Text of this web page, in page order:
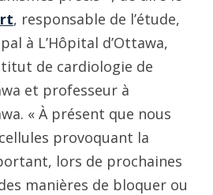
, responsable de l’étude,
à L’Hôpital d’Ottawa,
de cardiologie de
et professeur à
« À présent que nous
provoquant la
lors de prochaines
manières de bloquer ou